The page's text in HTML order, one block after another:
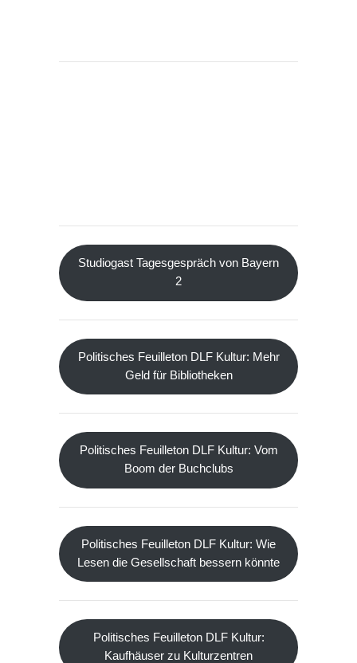
Studiogast Tagesgespräch von Bayern
2
Politisches Feuilleton DLF Kultur: Mehr
Geld für Bibliotheken
Politisches Feuilleton DLF Kultur: Vom
Boom der Buchclubs
Politisches Feuilleton DLF Kultur: Wie
Lesen die Gesellschaft bessern könnte
Politisches Feuilleton DLF Kultur:
Kaufhäuser zu Kulturzentren